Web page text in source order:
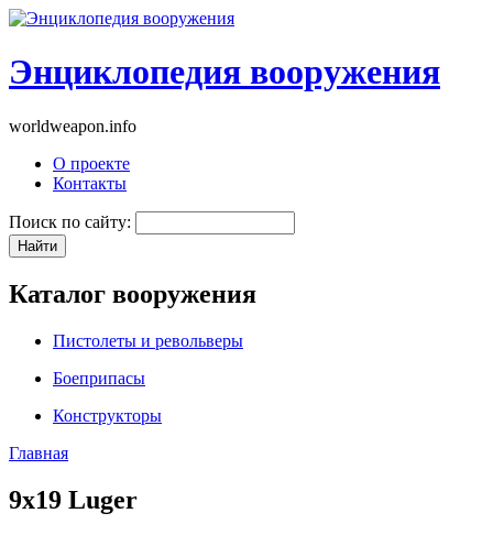
Энциклопедия вооружения
worldweapon.info
О проекте
Контакты
Поиск по сайту:
Каталог вооружения
Пистолеты и револьверы
Боеприпасы
Конструкторы
Главная
9x19 Luger